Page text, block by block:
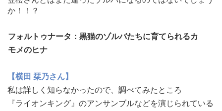
か！！？
フォルトゥナータ：黒猫のゾルバたちに育てられるカ
モメのヒナ
【横田 栞乃さん】
私は詳しく知らなかったので、調べてみたところ
『ライオンキング』のアンサンブルなどを演じられている